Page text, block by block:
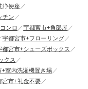
浄便座
チン
ンロ
宇都宮市+角部屋
宇都宮市+フローリング
都宮市+シューズボックス
クス
+室内洗濯機置き場
宮市+礼金不要